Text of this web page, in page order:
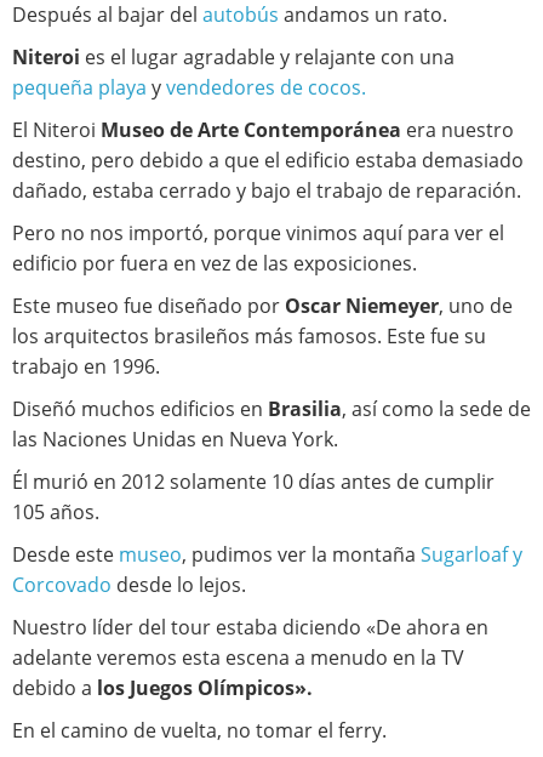
Después al bajar del autobús andamos un rato.
Niteroi es el lugar agradable y relajante con una
pequeña playa yvendedores de cocos.
El Niteroi Museo de Arte Contemporánea era nuestro
destino, pero debido a que el edificio estaba demasiado
dañado, estaba cerrado y bajo el trabajo de reparación.
Pero no nos importó, porque vinimos aquí para ver el
edificio por fuera en vez de las exposiciones.
Este museo fue diseñado por Oscar Niemeyer, uno de
los arquitectos brasileños más famosos. Este fue su
trabajo en 1996.
Diseñó muchos edificios en Brasilia, así como la sede de
las Naciones Unidas en Nueva York.
Él murió en 2012 solamente 10 días antes de cumplir
105 años.
Desde este museo, pudimos ver la montaña Sugarloaf y
Corcovado desde lo lejos.
Nuestro líder del tour estaba diciendo «De ahora en
adelante veremos esta escena a menudo en la TV
debido a los Juegos Olímpicos».
En el camino de vuelta, no tomar el ferry.